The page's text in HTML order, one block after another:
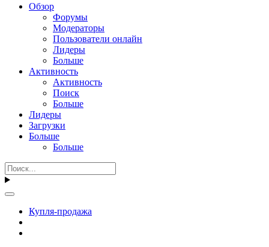
Обзор
Форумы
Модераторы
Пользователи онлайн
Лидеры
Больше
Активность
Активность
Поиск
Больше
Лидеры
Загрузки
Больше
Больше
Купля-продажа